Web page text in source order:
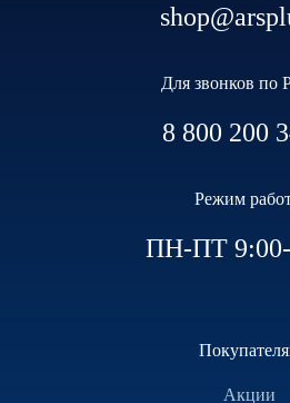
Для звонков по
8 800 200
Режим
ПН-ПТ 9:00-
Акции